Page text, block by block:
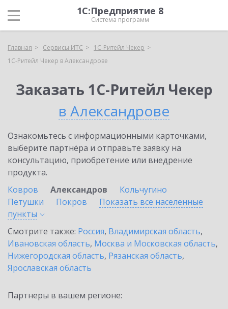
1С:Предприятие 8
Система программ
Главная Сервисы ИТС
1C-Ритейл Чекер
1C-Ритейл Чекер в Александрове
Заказать 1C-Ритейл Чекер
в Александрове
Ознакомьтесь с информационными карточками,
выберите партнёра и отправьте заявку на
консультацию, приобретение или внедрение
продукта.
Ковров
Александров
Кольчугино
Петушки
Покров
Показать все населенные
пункты
Смотрите также: Россия, Владимирская область,
Ивановская область, Москва и Московская область,
Нижегородская область, Рязанская область,
Ярославская область
Партнеры в вашем регионе: